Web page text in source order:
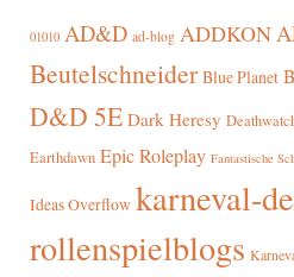
01010 AD&D ad-blog ADDKON
Beutelschneider Blue Planet
D&D 5E Dark Heresy
Earthdawn Epic Roleplay Fantastische
Ideas Overflow karneval-
rollenspielblogs